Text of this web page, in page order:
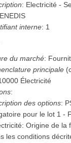
: Electricité -
interne: 1
du marché:
principale (
Électricité
:
des options:
pour le lot 1 -
Origine de la
les conditions